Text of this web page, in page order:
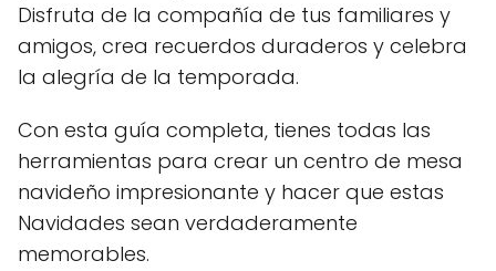
Disfruta de la compañía de tus familiares y
amigos, crea recuerdos duraderos y celebra
la alegría de la temporada.
Con esta guía completa, tienes todas las
herramientas para crear un centro de mesa
navideño impresionante y hacer que estas
Navidades sean verdaderamente
memorables.